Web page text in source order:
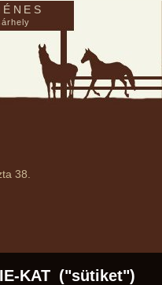
38.
KAT ("sütiket")